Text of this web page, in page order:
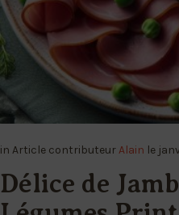
in Article contributeurAlain le
Délice de